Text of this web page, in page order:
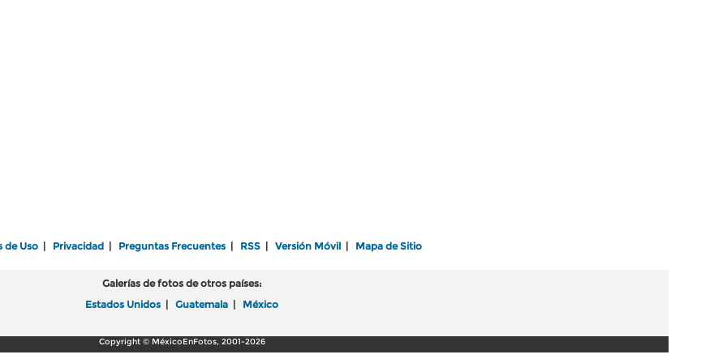
de Uso Privacidad Preguntas Frecuentes RSS Versión Móvil Mapa de Sitio
Galerías de fotos de otros países:
Estados Unidos
Guatemala México
Copyright © MéxicoEnFotos, 2001-2026